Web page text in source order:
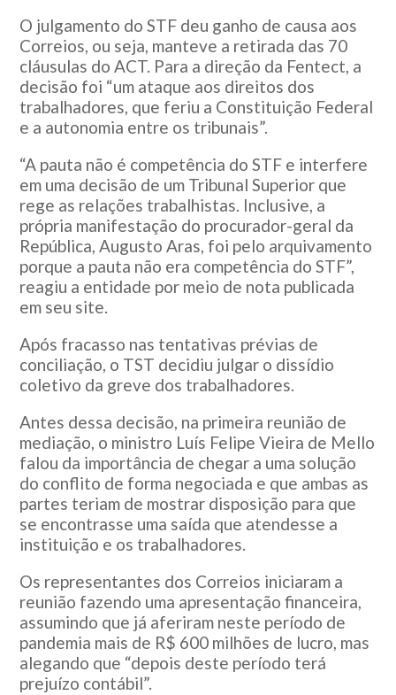
O julgamento do STF deu ganho de causa aos
Correios, ou seja, manteve a retirada das 70
cláusulas do ACT. Para a direção da Fentect, a
decisão foi “um ataque aos direitos dos
trabalhadores, que feriu a Constituição Federal
e a autonomia entre os tribunais”.
“A pauta não é competência do STF e interfere
em uma decisão de um Tribunal Superior que
rege as relações trabalhistas. Inclusive, a
própria manifestação do procurador-geral da
República, Augusto Aras, foi pelo arquivamento
porque a pauta não era competência do STF”,
reagiu a entidade por meio de nota publicada
em seu site.
Após fracasso nas tentativas prévias de
conciliação, o TST decidiu julgar o dissídio
coletivo da greve dos trabalhadores.
Antes dessa decisão, na primeira reunião de
mediação, o ministro Luís Felipe Vieira de Mello
falou da importância de chegar a uma solução
do conflito de forma negociada e que ambas as
partes teriam de mostrar disposição para que
se encontrasse uma saída que atendesse a
instituição e os trabalhadores.
Os representantes dos Correios iniciaram a
reunião fazendo uma apresentação financeira,
assumindo que já aferiram neste período de
pandemia mais de R$ 600 milhões de lucro, mas
alegando que “depois deste período terá
prejuízo contábil”.